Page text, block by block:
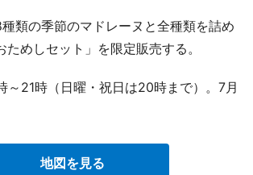
類の季節のマドレーヌと全種類を詰め
めしセット」を限定販売する。
21時（日曜・祝日は20時まで）。7月
地図を見る